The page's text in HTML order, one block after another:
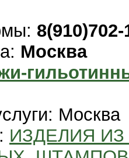
8(910)702-
Москва
Москва
ИЗДЕЛИЯ